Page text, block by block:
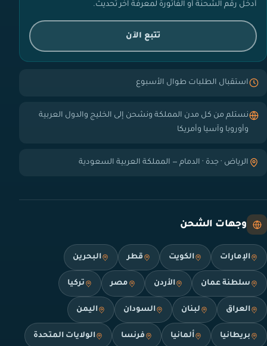
أدخل رقم الشحنة أو الفاتورة لمعرفة آخر تحديث.
تتبع الآن
استقبال الطلبات طوال الأسبوع
نستلم من كل مدن المملكة ونشحن إلى الخليج والدول العربية
وأوروبا وآسيا وأمريكا
الرياض · جدة · الدمام — المملكة العربية السعودية
وجهات الشحن
الإمارات الكويت قطر البحرين
سلطنة عمان الأردن مصر تركيا
العراق لبنان السودان اليمن
بريطانيا ألمانيا فرنسا الولايات المتحدة